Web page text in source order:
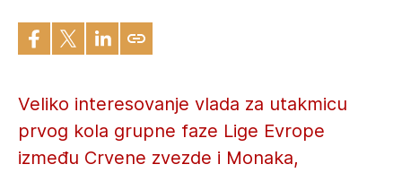
Veliko interesovanje vlada za utakmicu
prvog kola grupne faze Lige Evrope
između Crvene zvezde i Monaka,